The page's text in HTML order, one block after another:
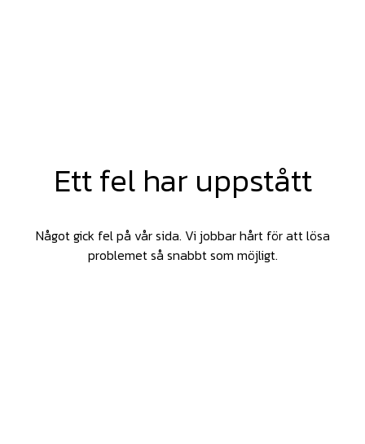
Ett fel har uppstått
Något gick fel på vår sida. Vi jobbar hårt för att lösa
problemet så snabbt som möjligt.